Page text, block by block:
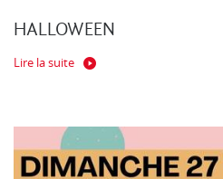
HALLOWEEN
Lire la suite